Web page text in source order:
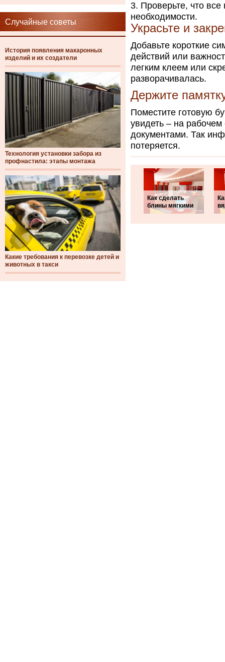
Случайные советы
История появления макаронных
изделий и их создатели
Технология установки забора из
профнастила: этапы монтажа
Какие требования к перевозке детей и
животных в такси
Проверьте, что все
необходимости.
Украсьте и
Добавьте короткие
действий или
легким клеем или
разворачивалась.
Держите
Поместите готовую
увидеть – на
документами. Так
потеряется.
Как сделать
блины мягкими